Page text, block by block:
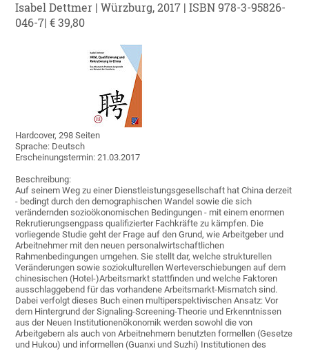
Isabel Dettmer | Würzburg, 2017 | ISBN 978-3-95826-
046-7| € 39,80
Hardcover, 298 Seiten
Sprache: Deutsch
Erscheinungstermin: 21.03.2017
Beschreibung:
Auf seinem Weg zu einer Dienstleistungsgesellschaft hat China derzeit
- bedingt durch den demographischen Wandel sowie die sich
verändernden sozioökonomischen Bedingungen - mit einem enormen
Rekrutierungsengpass qualifizierter Fachkräfte zu kämpfen. Die
vorliegende Studie geht der Frage auf den Grund, wie Arbeitgeber und
Arbeitnehmer mit den neuen personalwirtschaftlichen
Rahmenbedingungen umgehen. Sie stellt dar, welche strukturellen
Veränderungen sowie soziokulturellen Werteverschiebungen auf dem
chinesischen (Hotel-)Arbeitsmarkt stattfinden und welche Faktoren
ausschlaggebend für das vorhandene Arbeitsmarkt-Mismatch sind.
Dabei verfolgt dieses Buch einen multiperspektivischen Ansatz: Vor
dem Hintergrund der Signaling-Screening-Theorie und Erkenntnissen
aus der Neuen Institutionenökonomik werden sowohl die von
Arbeitgebern als auch von Arbeitnehmern benutzten formellen (Gesetze
und Hukou) und informellen (Guanxi und Suzhi) Institutionen des